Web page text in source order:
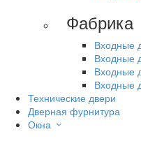
Фабрика
Входные
Входные
Входные
Входные
Технические двери
Дверная фурнитура
Окна